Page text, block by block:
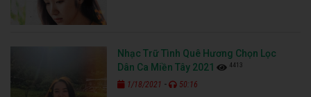
Nhạc Trữ Tình Quê Hương Chọn Lọc
Dân Ca Miền Tây 2021
4413
1/18/2021 - 50:16